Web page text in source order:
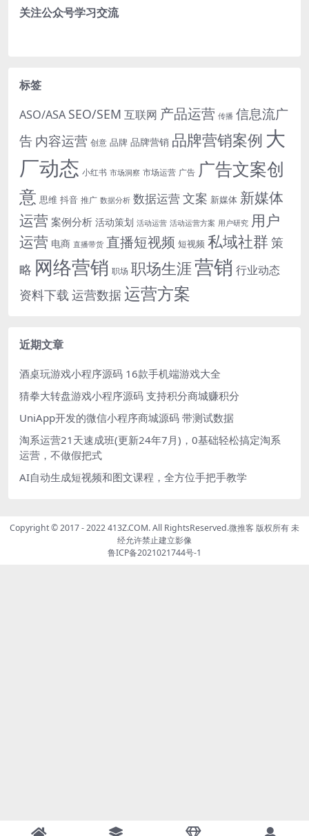
关注公众号学习交流
标签
ASO/ASA SEO/SEM 互联网 产品运营 传播 信息流广
告 内容运营 创意 品牌 品牌营销 品牌营销案例 大
厂动态 小红书 市场洞察 市场运营 广告 广告文案创
意 思维 抖音 推广 数据分析 数据运营文案 新媒体 新媒体
运营 案例分析 活动策划 活动运营 活动运营方案 用户研究 用户
运营 电商 直播带货 直播短视频 短视频 私域社群 策
略 网络营销 职场 职场生涯营销 行业动态
资料下载 运营数据运营方案
近期文章
酒桌玩游戏小程序源码 16款手机端游戏大全
猜拳大转盘游戏小程序源码 支持积分商城赚积分
UniApp开发的微信小程序商城源码 带测试数据
淘系运营21天速成班(更新24年7月)，0基础轻松搞定淘系
运营，不做假把式
AI自动生成短视频和图文课程，全方位手把手教学
Copyright © 2017 - 2022 413Z.COM. All RightsReserved.微推客 版权所有 未
经允许禁止建立影像
鲁ICP备2021021744号-1